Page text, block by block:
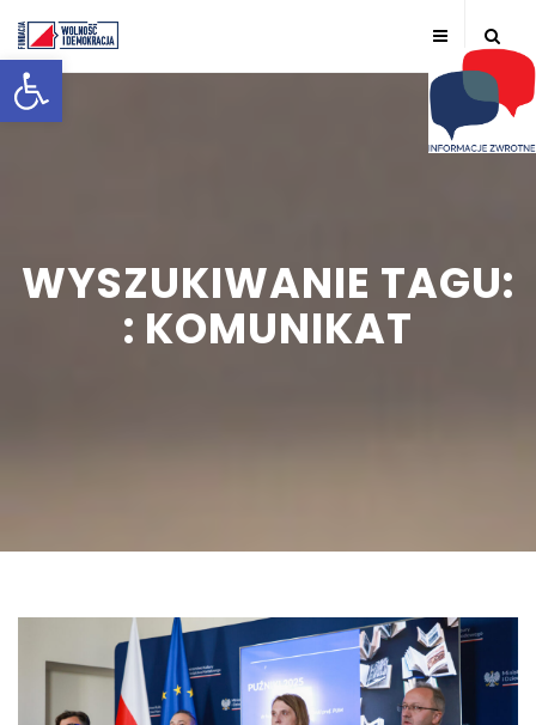
Otwórz pasek narzędzi
WYSZUKIWANIE TAGU:
: KOMUNIKAT